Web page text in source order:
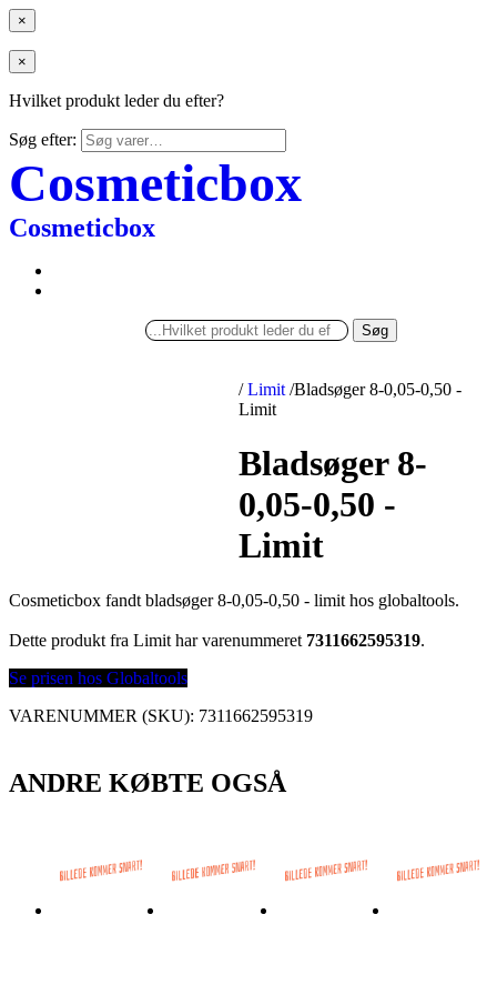
×
×
Hvilket produkt leder du efter?
Søg efter:
Cosmeticbox
Cosmeticbox
Søg
/ Limit /Bladsøger 8-0,05-0,50 -
Limit
Bladsøger 8-
0,05-0,50 -
Limit
Cosmeticbox fandt bladsøger 8-0,05-0,50 - limit hos globaltools.
Dette produkt fra Limit har varenummeret 7311662595319.
Se prisen hos Globaltools
VARENUMMER (SKU): 7311662595319
ANDRE KØBTE OGSÅ